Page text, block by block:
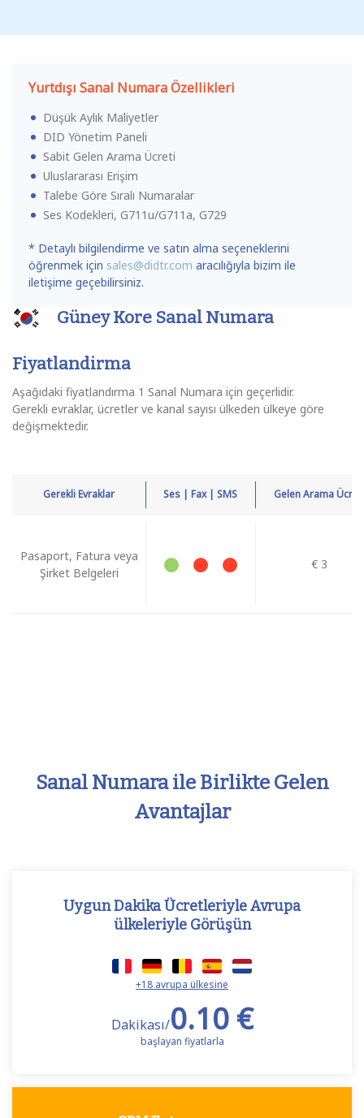
Yurtdışı Sanal Numara Özellikleri
Düşük Aylık Maliyetler
DID Yönetim Paneli
Sabit Gelen Arama Ücreti
Uluslararası Erişim
Talebe Göre Sıralı Numaralar
Ses Kodekleri, G711u/G711a, G729
* Detaylı bilgilendirme ve satın alma seçeneklerini
öğrenmek için sales@didtr.com aracılığıyla bizim ile
iletişime geçebilirsiniz.
Güney Kore Sanal Numara
Fiyatlandirma
Aşağıdaki fiyatlandırma 1 Sanal Numara için geçerlidir.
Gerekli evraklar, ücretler ve kanal sayısı ülkeden ülkeye göre
değişmektedir.
Gerekli Evraklar Ses | Fax | SMS Gelen Arama Ücreti
Pasaport, Fatura veya
Şirket Belgeleri
€ 3
Sanal Numara ile Birlikte Gelen
Avantajlar
Uygun Dakika Ücretleriyle Avrupa
ülkeleriyle Görüşün
+18 avrupa ülkesine
Dakikası/0.10 €
başlayan fiyatlarla